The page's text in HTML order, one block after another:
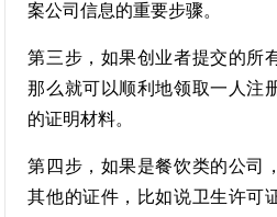
案公司信息的重要步骤。
第三步，如果创业者提交的所
那么就可以顺利地领取一人注
的证明材料。
第四步，如果是餐饮类的公司
其他的证件，比如说卫生许可